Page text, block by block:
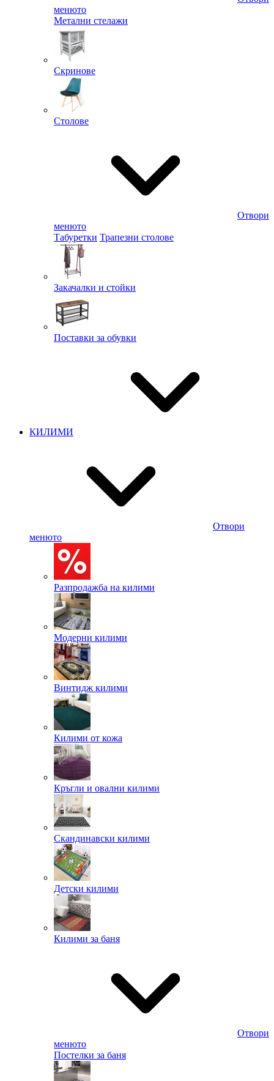
менюто
Метални стелажи
Скринове
Столове
Отвори
менюто
Табуретки Трапезни столове
Закачалки и стойки
Поставки за обувки
КИЛИМИ
Отвори
менюто
Разпродажба на килими
Модерни килими
Винтидж килими
Килими от кожа
Кръгли и овални килими
Скандинавски килими
Детски килими
Килими за баня
Отвори
менюто
Постелки за баня